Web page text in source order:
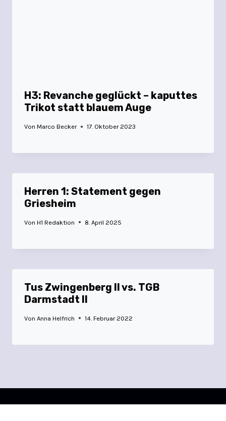
H3: Revanche geglückt – kaputtes
Trikot statt blauem Auge
Von Marco Becker 17. Oktober 2023
Herren 1: Statement gegen
Griesheim
Von H1 Redaktion 8. April 2025
Tus Zwingenberg II vs. TGB
Darmstadt II
Von Anna Helfrich 14. Februar 2022